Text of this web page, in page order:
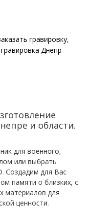
гравировку,
гравировка Днепр
и области.
для военного,
или выбрать
. Cоздадим для Вас
памяти о близких, с
материалов для
ценности.